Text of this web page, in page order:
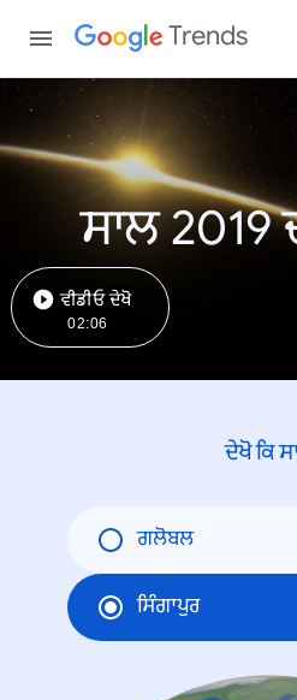
Trends
ਸਾਲ 2019
ਵੀਡੀਓ ਦੇਖੋ
02:06
ਦੇਖੋ ਕਿ
ਗਲੋਬਲ
ਸਿੰਗਾਪੁਰ